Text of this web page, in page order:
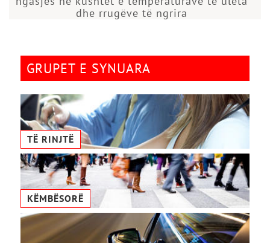
dhe rrugëve të ngrira
GRUPET E SYNUARA
TË RINJTË
KËMBËSORË